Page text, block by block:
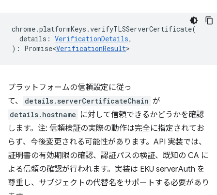
chrome.platformKeys .verifyTLSServerCertificate(
details : VerificationDetails,
) : Promise<VerificationResult>
プラットフォームの信頼設定に従っ
て、
details.serverCertificateChain が
details.hostname に対して信頼できるかどうかを確認
します。注: 信頼検証の実際の動作は完全に指定されてお
らず、今後変更される可能性があります。API 実装では、
証明書の有効期限の確認、認証パスの検証、既知の CA に
よる信頼の確認が行われます。実装は EKU serverAuth を
尊重し、サブジェクトの代替名をサポートする必要があり